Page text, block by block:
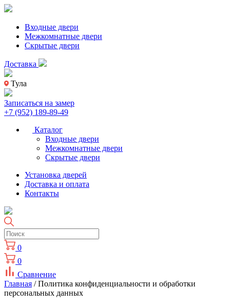
Входные двери
Межкомнатные двери
Скрытые двери
Доставка
Тула
Записаться на замер
+7 (952) 189-89-49
Каталог
Входные двери
Межкомнатные двери
Скрытые двери
Установка дверей
Доставка и оплата
Контакты
0
0
Сравнение
Главная / Политика конфиденциальности и обработки
персональных данных